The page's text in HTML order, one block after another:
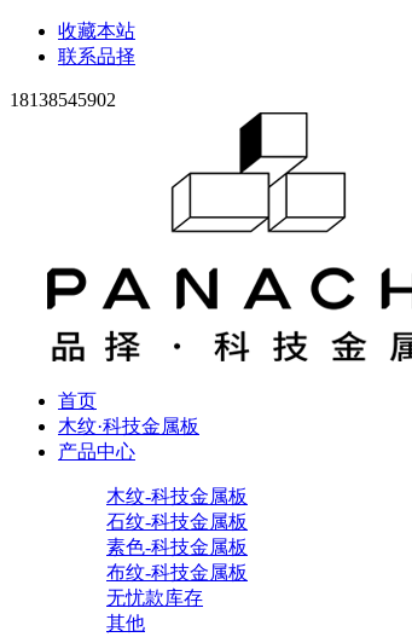
收藏本站
联系品择
18138545902
首页
木纹·科技金属板
产品中心
木纹-科技金属板
石纹-科技金属板
素色-科技金属板
布纹-科技金属板
无忧款库存
其他